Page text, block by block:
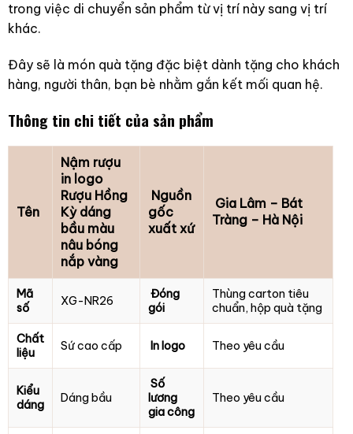
trong việc di chuyển sản phẩm từ vị trí này sang vị trí
khác.
Đây sẽ là món quà tặng đặc biệt dành tặng cho khách
hàng, người thân, bạn bè nhằm gắn kết mối quan hệ.
Thông tin chi tiết của sản phẩm
Tên
Nậm rượu
in logo
Rượu Hồng
Kỳ dáng
bầu màu
nâu bóng
nắp vàng
Nguồn
gốc
xuất xứ
Gia Lâm – Bát
Tràng – Hà Nội
Mã
số
XG-NR26
Đóng
gói
Thùng carton tiêu
chuẩn, hộp quà tặng
Chất
liệu
Sứ cao cấp In logo Theo yêu cầu
Kiểu
dáng
Dáng bầu
Số
lương
gia công
Theo yêu cầu